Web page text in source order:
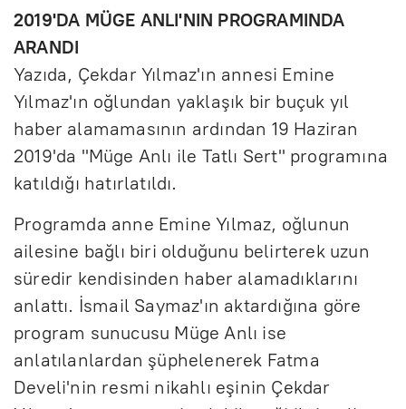
2019'DA MÜGE ANLI'NIN PROGRAMINDA
ARANDI
Yazıda, Çekdar Yılmaz'ın annesi Emine
Yılmaz'ın oğlundan yaklaşık bir buçuk yıl
haber alamamasının ardından 19 Haziran
2019'da "Müge Anlı ile Tatlı Sert" programına
katıldığı hatırlatıldı.
Programda anne Emine Yılmaz, oğlunun
ailesine bağlı biri olduğunu belirterek uzun
süredir kendisinden haber alamadıklarını
anlattı. İsmail Saymaz'ın aktardığına göre
program sunucusu Müge Anlı ise
anlatılanlardan şüphelenerek Fatma
Develi'nin resmi nikahlı eşinin Çekdar